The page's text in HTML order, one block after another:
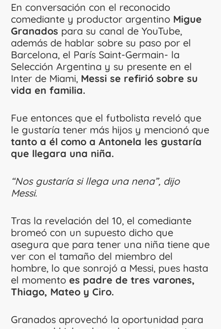
En conversación con el reconocido
comediante y productor argentino Migue
Granados para su canal de YouTube,
además de hablar sobre su paso por el
Barcelona, el París Saint-Germain- la
Selección Argentina y su presente en el
Inter de Miami, Messi se refirió sobre su
vida en familia.
Fue entonces que el futbolista reveló que
le gustaría tener más hijos y mencionó que
tanto a él como a Antonela les gustaría
que llegara una niña.
“Nos gustaría si llega una nena”, dijo
Messi.
Tras la revelación del 10, el comediante
bromeó con un supuesto dicho que
asegura que para tener una niña tiene que
ver con el tamaño del miembro del
hombre, lo que sonrojó a Messi, pues hasta
el momentoes padre de tres varones,
Thiago, Mateo y Ciro.
Granados aprovechó la oportunidad para